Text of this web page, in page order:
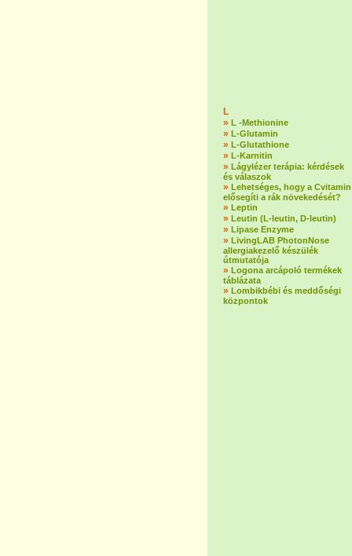
L
» L -Methionine
» L-Glutamin
» L-Glutathione
» L-Karnitin
» Lágylézer terápia: kérdések
és válaszok
» Lehetséges, hogy a Cvitamin
elősegíti a rák növekedését?
» Leptin
» Leutin (L-leutin, D-leutin)
» Lipase Enzyme
» LivingLAB PhotonNose
allergiakezelő készülék
útmutatója
» Logona arcápoló termékek
táblázata
» Lombikbébi és meddőségi
központok